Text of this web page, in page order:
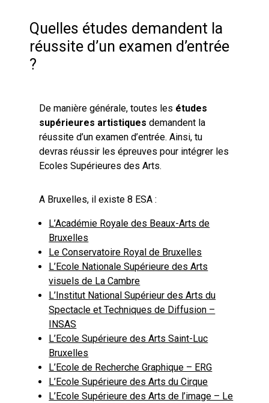
Quelles études demandent la
réussite d’un examen d’entrée
?
De manière générale, toutes les études
supérieures artistiques demandent la
réussite d’un examen d’entrée. Ainsi, tu
devras réussir les épreuves pour intégrer les
Ecoles Supérieures des Arts.
A Bruxelles, il existe 8 ESA :
L’Académie Royale des Beaux-Arts de
Bruxelles
Le Conservatoire Royal de Bruxelles
L’Ecole Nationale Supérieure des Arts
visuels de La Cambre
L’Institut National Supérieur des Arts du
Spectacle et Techniques de Diffusion –
INSAS
L’Ecole Supérieure des Arts Saint-Luc
Bruxelles
L’Ecole de Recherche Graphique – ERG
L’Ecole Supérieure des Arts du Cirque
L’Ecole Supérieure des Arts de l’image – Le